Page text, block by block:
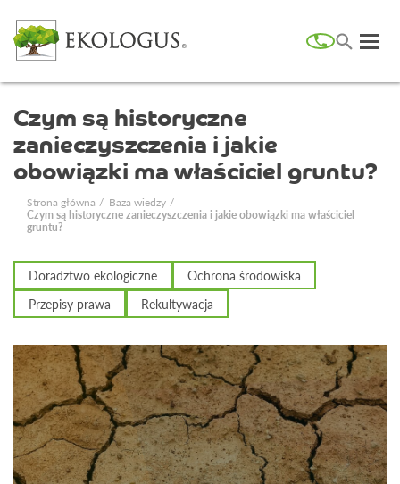
Czym są historyczne
zanieczyszczenia i jakie
obowiązki ma właściciel gruntu?
Strona główna
Baza wiedzy
Czym są historyczne zanieczyszczenia i jakie obowiązki ma właściciel
gruntu?
Doradztwo ekologiczne
Ochrona środowiska
Przepisy prawa
Rekultywacja